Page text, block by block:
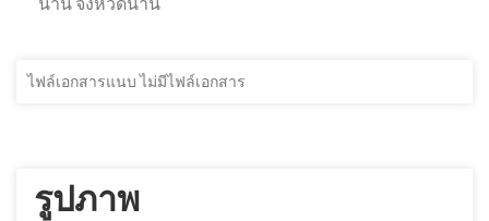
ไฟล์เอกสารแนบ ไม่มีไฟล์เอกสาร
รูปภาพ